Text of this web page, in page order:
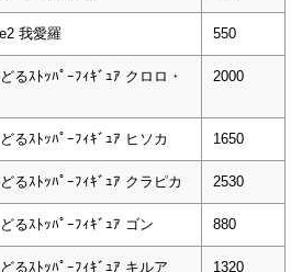
我愛羅 550
るｽﾄｯﾊﾟｰﾌｨｷﾞｭｱ クロロ・
2000
るｽﾄｯﾊﾟｰﾌｨｷﾞｭｱ ヒソカ 1650
るｽﾄｯﾊﾟｰﾌｨｷﾞｭｱ クラピカ 2530
るｽﾄｯﾊﾟｰﾌｨｷﾞｭｱ ゴン 880
るｽﾄｯﾊﾟｰﾌｨｷﾞｭｱ キルア 1320